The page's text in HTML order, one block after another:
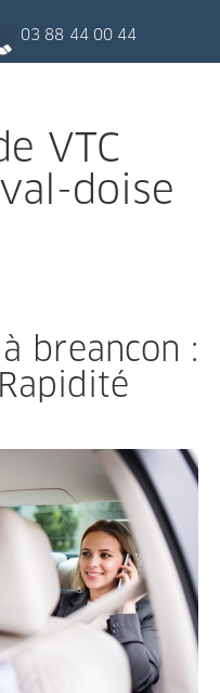
03 88 44 00 44
VTC
doise
breancon :